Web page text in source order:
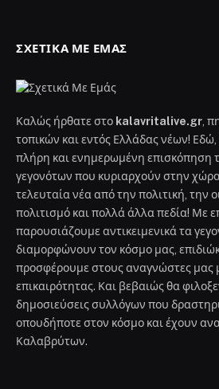
ΣΧΕΤΙΚΆ ΜΕ ΕΜΆΣ
Καλώς ήρθατε στο kalavritalive.gr ,
τοπικών και εντός Ελλάδας νέων!
πλήρη και ενημερωμένη επισκόπηση
γεγονότων που κυριαρχούν στην
τελευταία νέα από την πολιτική, την
πολιτισμό και πολλά άλλα πεδία! Με
παρουσιάζουμε αντικειμενικά τα
διαμορφώνουν τον κόσμο μας,
προσφέρουμε στους αναγνώστες μας
επικαιρότητας. Και βεβαιώς θα
δημοσιεύσεις συλλόγων που
οπουδήποτε στον κόσμο και έχουν
Καλαβρύτων.